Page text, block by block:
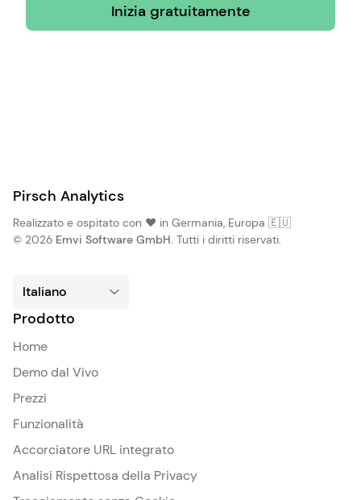
Inizia gratuitamente
Pirsch Analytics
Realizzato e ospitato con ❤️ in Germania, Europa 🇪🇺
© 2026 Emvi Software GmbH. Tutti i diritti riservati.
Prodotto
Home
Demo dal Vivo
Prezzi
Funzionalità
Accorciatore URL integrato
Analisi Rispettosa della Privacy